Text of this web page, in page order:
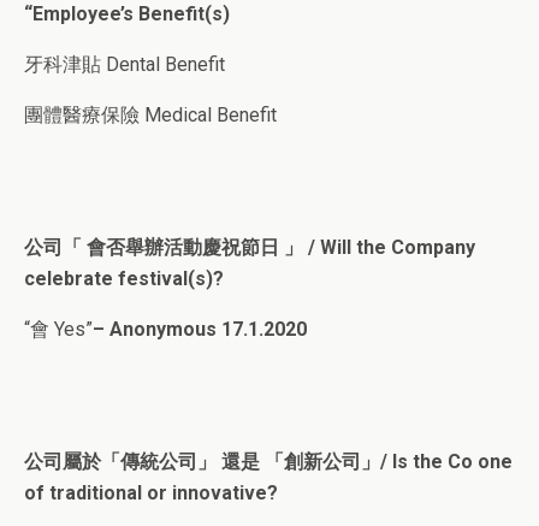
“Employee’s Benefit(s)
牙科津貼 Dental Benefit
團體醫療保險 Medical Benefit
公司「 會否舉辦活動慶祝節日 」 / Will the Company
celebrate festival(s)?
“會 Yes”– Anonymous 17.1.2020
公司屬於「傳統公司」 還是 「創新公司」/ Is the Co one
of traditional or innovative?